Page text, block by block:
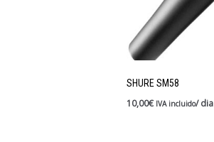
SHURE SM58
10,00€ IVA incluido/ dia